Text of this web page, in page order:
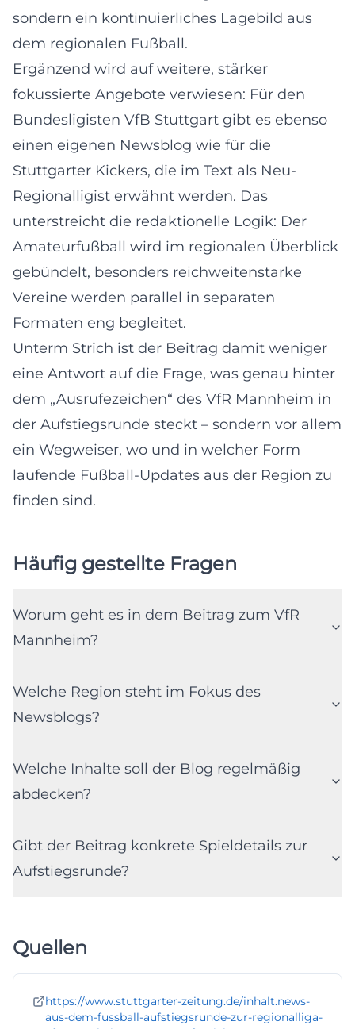
sondern ein kontinuierliches Lagebild aus
dem regionalen Fußball.
Ergänzend wird auf weitere, stärker
fokussierte Angebote verwiesen: Für den
Bundesligisten VfB Stuttgart gibt es ebenso
einen eigenen Newsblog wie für die
Stuttgarter Kickers, die im Text als Neu-
Regionalligist erwähnt werden. Das
unterstreicht die redaktionelle Logik: Der
Amateurfußball wird im regionalen Überblick
gebündelt, besonders reichweitenstarke
Vereine werden parallel in separaten
Formaten eng begleitet.
Unterm Strich ist der Beitrag damit weniger
eine Antwort auf die Frage, was genau hinter
dem „Ausrufezeichen“ des VfR Mannheim in
der Aufstiegsrunde steckt – sondern vor allem
ein Wegweiser, wo und in welcher Form
laufende Fußball-Updates aus der Region zu
finden sind.
Häufig gestellte Fragen
Worum geht es in dem Beitrag zum VfR
Mannheim?
Welche Region steht im Fokus des
Newsblogs?
Welche Inhalte soll der Blog regelmäßig
abdecken?
Gibt der Beitrag konkrete Spieldetails zur
Aufstiegsrunde?
Quellen
https://www.stuttgarter-zeitung.de/inhalt.news-
aus-dem-fussball-aufstiegsrunde-zur-regionalliga-